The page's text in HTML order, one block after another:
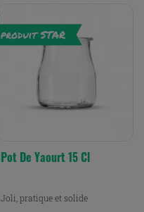
Pot De Yaourt 15 Cl
Joli, pratique et solide